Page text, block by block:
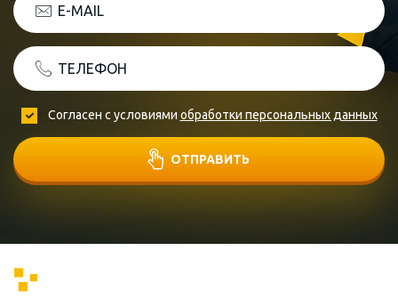
E-MAIL
ТЕЛЕФОН
Согласен с условиями обработки персональных данных
ОТПРАВИТЬ